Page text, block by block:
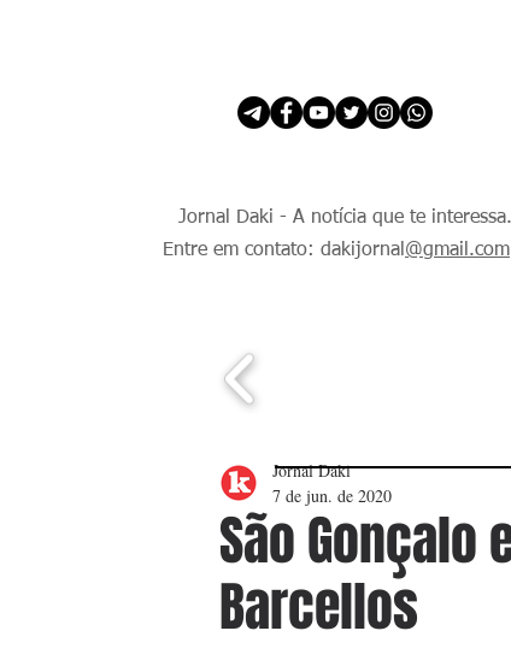
Jornal Daki - A notícia que te interessa.
Entre em contato: dakijornal @gmail.com
São Gonçalo
Barcellos
Jornal Daki
7 de jun. de 2020